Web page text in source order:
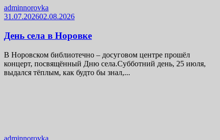
adminnorovka
31.07.202602.08.2026
День села в Норовке
В Норовском библиотечно – досуговом центре прошёл
концерт, посвящённый Дню села.Субботний день, 25 июля,
выдался тёплым, как будто бы знал,...
adminnorovka